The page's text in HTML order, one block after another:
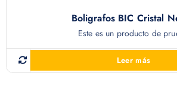
Boligrafos BIC Cristal
Este es un producto de
Leer más